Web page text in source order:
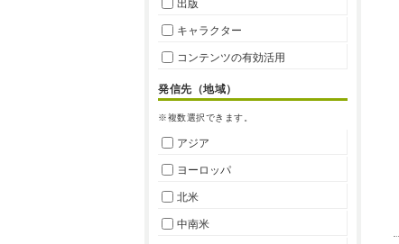
出版
キャラクター
コンテンツの有効活用
発信先（地域）
※複数選択できます。
アジア
ヨーロッパ
北米
中南米